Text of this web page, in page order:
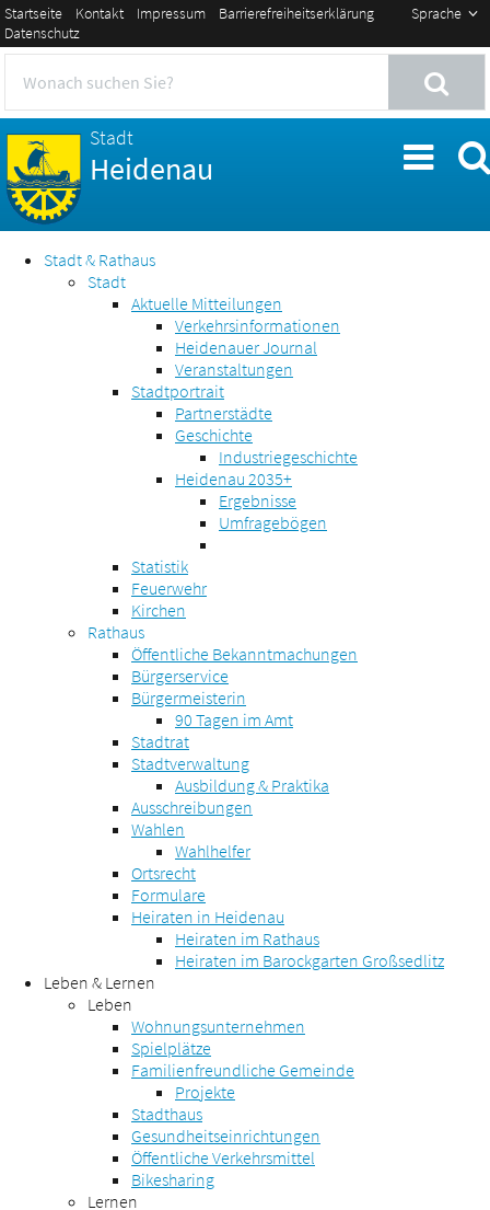
Sprache
Startseite Kontakt Impressum
Barrierefreiheitserklärung
Datenschutz
Stadt
Heidenau
Stadt & Rathaus
Stadt
Aktuelle Mitteilungen
Verkehrsinformationen
Heidenauer Journal
Veranstaltungen
Stadtportrait
Partnerstädte
Geschichte
Industriegeschichte
Heidenau 2035+
Ergebnisse
Umfragebögen
Statistik
Feuerwehr
Kirchen
Rathaus
Öffentliche Bekanntmachungen
Bürgerservice
Bürgermeisterin
90 Tagen im Amt
Stadtrat
Stadtverwaltung
Ausbildung & Praktika
Ausschreibungen
Wahlen
Wahlhelfer
Ortsrecht
Formulare
Heiraten in Heidenau
Heiraten im Rathaus
Heiraten im Barockgarten Großsedlitz
Leben & Lernen
Leben
Wohnungsunternehmen
Spielplätze
Familienfreundliche Gemeinde
Projekte
Stadthaus
Gesundheitseinrichtungen
Öffentliche Verkehrsmittel
Bikesharing
Lernen